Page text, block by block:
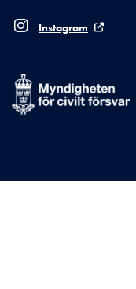
Instagram